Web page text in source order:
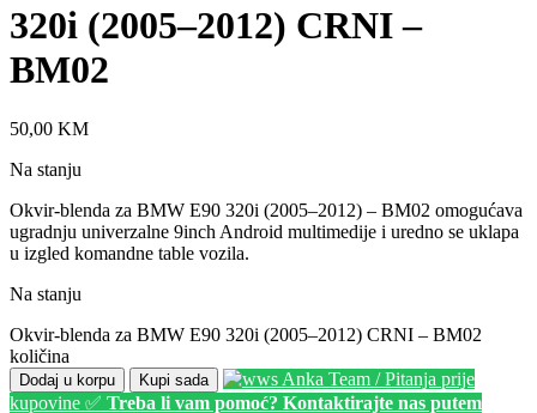
320i (2005–2012) CRNI –
BM02
50,00 KM
Na stanju
Okvir-blenda za BMW E90 320i (2005–2012) – BM02 omogućava
ugradnju univerzalne 9inch Android multimedije i uredno se uklapa
u izgled komandne table vozila.
Na stanju
Okvir-blenda za BMW E90 320i (2005–2012) CRNI – BM02
količina
Dodaj u korpu Kupi sada
Anka Team / Pitanja prije
kupovine ✅ Treba li vam pomoć? Kontaktirajte nas putem